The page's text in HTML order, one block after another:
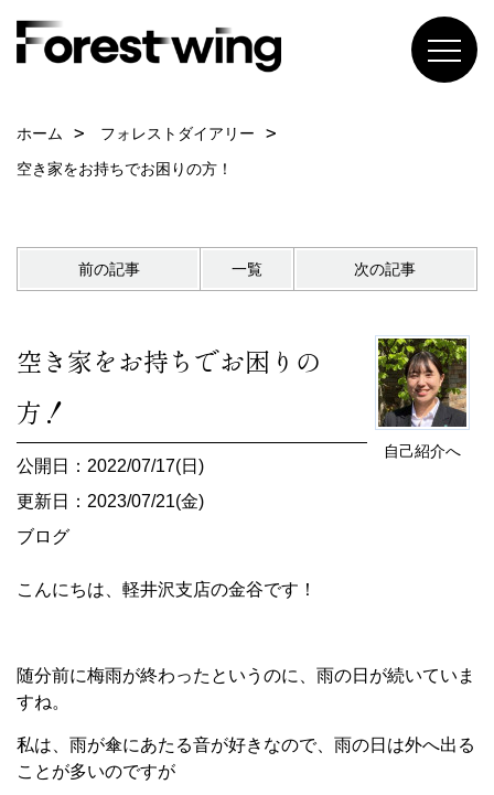
ホーム
フォレストダイアリー
空き家をお持ちでお困りの方！
前の記事 一覧 次の記事
自己紹介へ
空き家をお持ちでお困りの
方！
公開日：2022/07/17(日)
更新日：2023/07/21(金)
ブログ
こんにちは、軽井沢支店の金谷です！
随分前に梅雨が終わったというのに、雨の日が続いていま
すね。
私は、雨が傘にあたる音が好きなので、雨の日は外へ出る
ことが多いのですが